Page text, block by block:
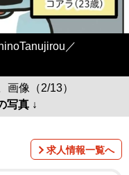
／
画像（2/13）
写真 ↓
求人情報一覧へ